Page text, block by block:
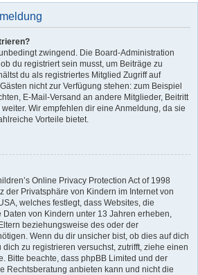
zwingend. Die Board-Administration
du registriert sein musst, um Beiträge zu
du als registriertes Mitglied Zugriff auf
nicht zur Verfügung stehen: zum Beispiel
E-Mail-Versand an andere Mitglieder, Beitritt
Wir empfehlen dir eine Anmeldung, da sie
Vorteile bietet.
Online Privacy Protection Act of 1998
der Privatsphäre von Kindern im Internet von
welches festlegt, dass Websites, die
von Kindern unter 13 Jahren erheben,
beziehungsweise des oder der
Wenn du dir unsicher bist, ob dies auf dich
zu registrieren versuchst, zutrifft, ziehe einen
Bitte beachte, dass phpBB Limited und der
Rechtsberatung anbieten kann und nicht die